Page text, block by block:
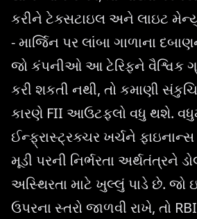
કરીને ટેક્સટાઇલ અને લાઇટ
- માર્જિન પર લાંબા ગાળાના
જો કંપનીઓ આ ટેરિફને વૈશ્વિક
કરી શકતી નથી, તો કમાણી
કારણે FII આઉટફ્લો વધુ થશે.
ઈન્ફ્રાસ્ટ્રક્ચર ખર્ચને ફાઇનાન્સ
મૂડી પરની નિર્ભરતા અર્થતંત્રને
અસ્થિરતા માટે ખુલ્લું પાડે છે. જો
ઉપરના સ્તરો જાળવી રાખે, તો